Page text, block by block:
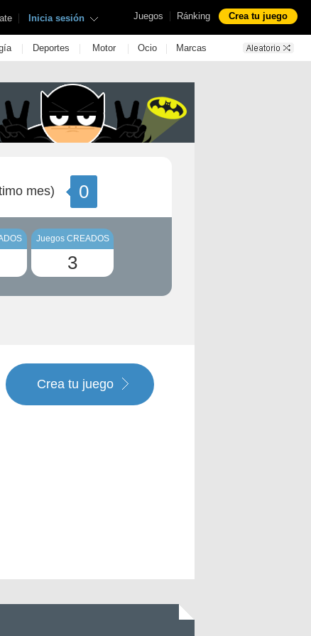
Juegos | Ránking Crea tu juego
| Inicia sesión
| Deportes | Motor | Ocio | Marcas
mes) 0
Juegos CREADOS
3
Crea tu juego